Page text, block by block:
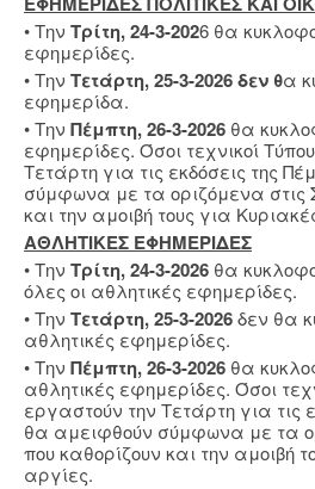
• Την Τρίτη, 24-3-2026 θα
εφημερίδες.
• Την Τετάρτη, 25-3-2026 δεν θα
εφημερίδα.
• Την Πέμπτη, 26-3-2026 θα
εφημερίδες. Όσοι τεχνικοί
Τετάρτη για τις εκδόσεις της
σύμφωνα με τα οριζόμενα στις
και την αμοιβή τους για
ΑΘΛΗΤΙΚΕΣ ΕΦΗΜΕΡΙΔΕΣ
• Την Τρίτη, 24-3-2026 θα
όλες οι αθλητικές εφημερίδες.
• Την Τετάρτη, 25-3-2026δεν θα
αθλητικές εφημερίδες.
• Την Πέμπτη, 26-3-2026 θα
αθλητικές εφημερίδες. Όσοι
εργαστούν την Τετάρτη για τις
θα αμειφθούν σύμφωνα με τα
που καθορίζουν και την αμοιβή
αργίες.